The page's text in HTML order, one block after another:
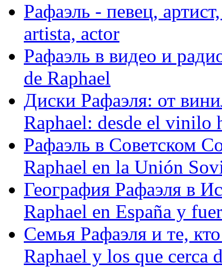
Рафаэль - певец,
artista, actor
Рафаэль в видео и
de Raphael
Диски Рафаэля: от
Raphael: desde el vinilo
Рафаэль в Советском
Raphael en la Unión
География Рафаэля в
Raphael en España y
Семья Рафаэля и те,
Raphael y los que cerca